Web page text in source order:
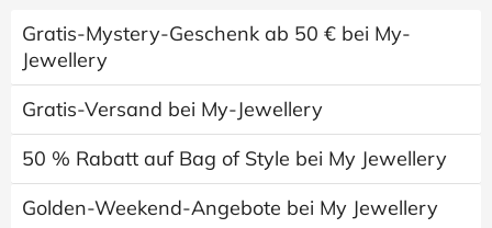
Gratis-Mystery-Geschenk ab 50 € bei My-
Jewellery
Gratis-Versand bei My-Jewellery
50 % Rabatt auf Bag of Style bei My Jewellery
Golden-Weekend-Angebote bei My Jewellery